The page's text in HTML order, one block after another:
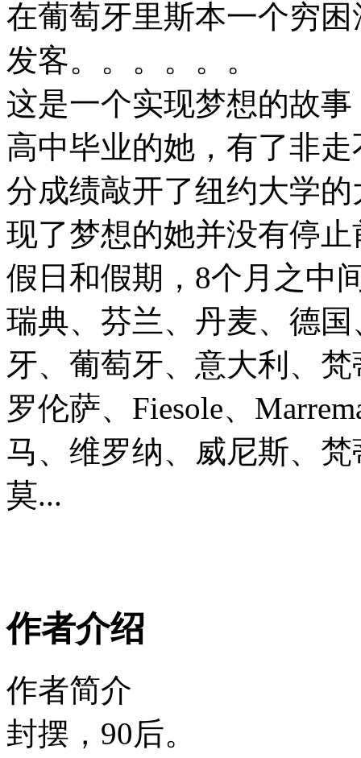
在葡萄牙里斯本一个穷
发客。。。。。。
这是一个实现梦想的故
高中毕业的她，有了非
分成绩敲开了纽约大学
现了梦想的她并没有停
假日和假期，8个月之中
瑞典、芬兰、丹麦、德
牙、葡萄牙、意大利、
罗伦萨、Fiesole、
马、维罗纳、威尼斯、
莫...
作者介绍
作者简介
封摆，90后。